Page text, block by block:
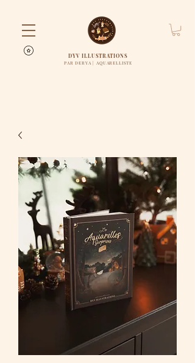
DYV ILLUSTRATIONS
PAR DERYA | AQUARELLISTE